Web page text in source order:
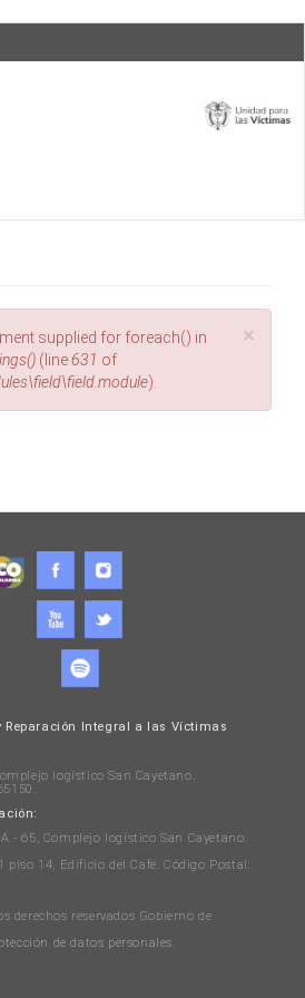
×
supplied for foreach() in
(line631 of
).
Integral a las Víctimas
logístico San Cayetano.
- 65, Complejo logístico San Cayetano.
piso 14, Edificio del Café. Código Postal:
derechos reservados Gobierno de
de datos personales.